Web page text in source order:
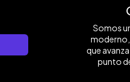
Somos
moderno,
que
punto